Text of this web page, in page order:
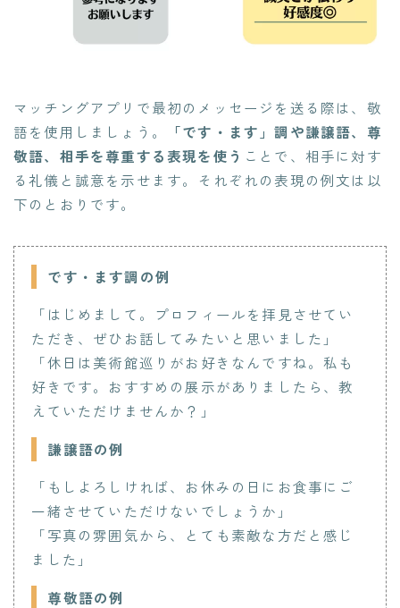
マッチングアプリで最初のメッセージを送る際は、敬
語を使用しましょう。
「です・ます」調や謙譲語、尊
敬語、相手を尊重する表現を使う ことで、相手に対す
る礼儀と誠意を示せます。それぞれの表現の例文は以
下のとおりです。
です・ます調の例
「はじめまして。プロフィールを拝見させてい
ただき、ぜひお話してみたいと思いました」
「休日は美術館巡りがお好きなんですね。私も
好きです。おすすめの展示がありましたら、教
えていただけませんか？」
謙譲語の例
「もしよろしければ、お休みの日にお食事にご
一緒させていただけないでしょうか」
「写真の雰囲気から、とても素敵な方だと感じ
ました」
尊敬語の例